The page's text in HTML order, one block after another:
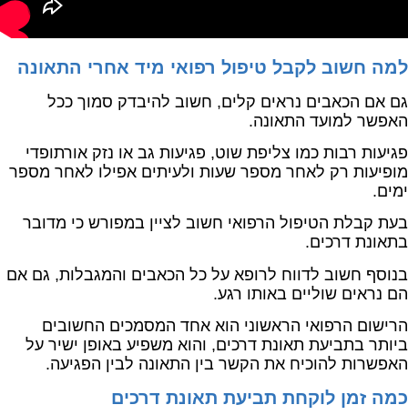
למה חשוב לקבל טיפול רפואי מיד אחרי התאונה
גם אם הכאבים נראים קלים, חשוב להיבדק סמוך ככל
האפשר למועד התאונה.
פגיעות רבות כמו צליפת שוט, פגיעות גב או נזק אורתופדי
מופיעות רק לאחר מספר שעות ולעיתים אפילו לאחר מספר
ימים.
בעת קבלת הטיפול הרפואי חשוב לציין במפורש כי מדובר
בתאונת דרכים.
בנוסף חשוב לדווח לרופא על כל הכאבים והמגבלות, גם אם
הם נראים שוליים באותו רגע.
הרישום הרפואי הראשוני הוא אחד המסמכים החשובים
ביותר בתביעת תאונת דרכים, והוא משפיע באופן ישיר על
האפשרות להוכיח את הקשר בין התאונה לבין הפגיעה.
כמה זמן לוקחת תביעת תאונת דרכים